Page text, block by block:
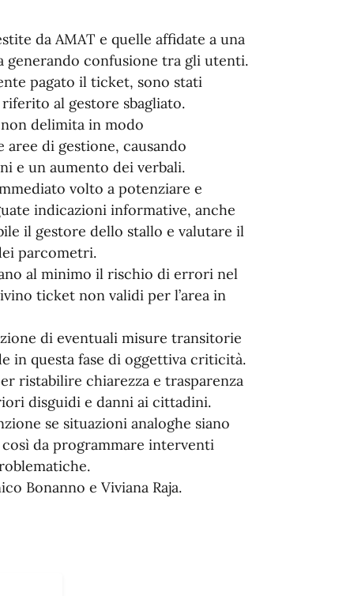
da AMAT e quelle affidate a una
generando confusione tra gli utenti.
pagato il ticket, sono stati
al gestore sbagliato.
delimita in modo
di gestione, causando
e un aumento dei verbali.
volto a potenziare e
indicazioni informative, anche
il gestore dello stallo e valutare il
parcometri.
al minimo il rischio di errori nel
ticket non validi per l’area in
di eventuali misure transitorie
in questa fase di oggettiva criticità.
ristabilire chiarezza e trasparenza
disguidi e danni ai cittadini.
se situazioni analoghe siano
da programmare interventi
Bonanno e Viviana Raja.